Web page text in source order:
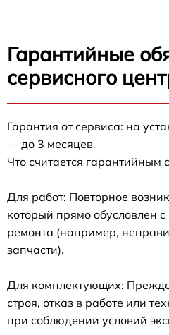
Гарантийные
сервисного
Гарантия от сервиса: на
— до 3 месяцев.
Что считается гарантийным
Для работ: Повторное
который прямо обусловлен
ремонта (например,
запчасти).
Для комплектующих:
строя, отказ в работе или
при соблюдении условий